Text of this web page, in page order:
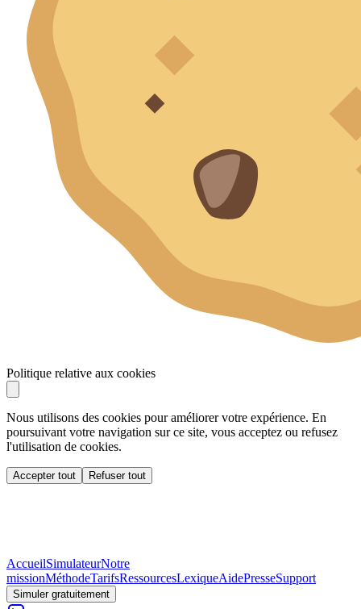
Politique relative aux cookies
Nous utilisons des cookies pour améliorer votre expérience. En
poursuivant votre navigation sur ce site, vous acceptez ou refusez
l'utilisation de cookies.
Accepter tout Refuser tout
AccueilSimulateurNotre
missionMéthodeTarifsRessourcesLexiqueAidePresseSupport
Simuler gratuitement